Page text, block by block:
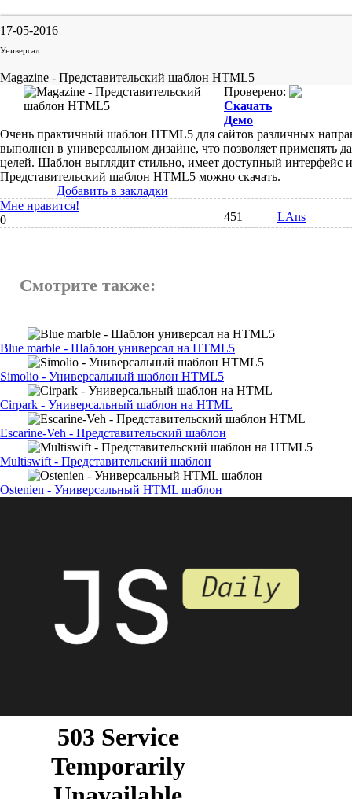
17-05-2016
Универсал
Magazine - Представительский шаблон HTML5
Проверено:
Скачать
Демо
Очень практичный шаблон HTML5 для сайтов различных
выполнен в универсальном дизайне, что позволяет применять
целей. Шаблон выглядит стильно, имеет доступный интерфейс
Представительский шаблон HTML5 можно скачать.
Добавить в закладки
Мне нравится!
0
451 LAns
Смотрите также:
Blue marble - Шаблон универсал на HTML5
Simolio - Универсальный шаблон HTML5
Cirpark - Универсальный шаблон на HTML
Escarine-Veh - Представительский шаблон
Multiswift - Представительский шаблон
Ostenien - Универсальный HTML шаблон